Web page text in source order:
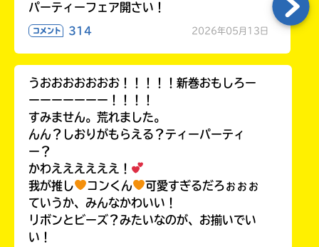
パーティーフェア開さい！
コメント 314 2026年05月13日
うおおおおおおお！！！！！新巻おもしろー
ーーーーーーー！！！！
すみません。荒れました。
んん？しおりがもらえる？ティーパーティ
ー？
かわええええええ！
我が推し
コンくん
可愛すぎるだろぉぉぉ
ていうか、みんなかわいい！
リボンとビーズ？みたいなのが、お揃いでい
い！